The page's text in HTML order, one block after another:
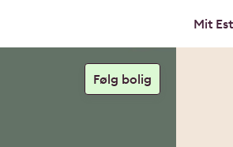
Mit